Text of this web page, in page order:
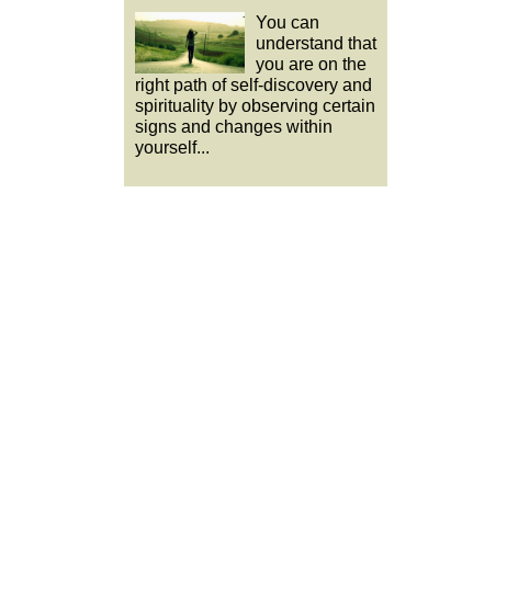
You can
understand that
you are on the
right path of self-discovery and
spirituality by observing certain
signs and changes within
yourself...